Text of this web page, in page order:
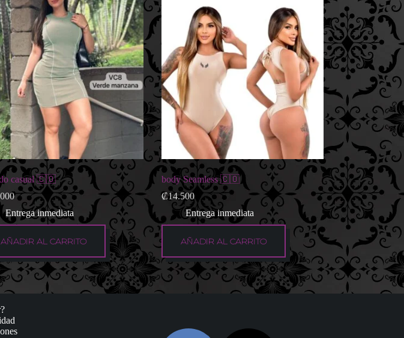
casual 🇨🇴
Entrega inmediata
AÑADIR AL CARRITO
body Seamless 🇨🇴
₡14.500
Entrega inmediata
AÑADIR AL CARRITO